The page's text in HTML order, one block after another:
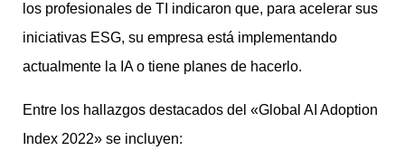
los profesionales de TI indicaron que, para acelerar sus
iniciativas ESG, su empresa está implementando
actualmente la IA o tiene planes de hacerlo.
Entre los hallazgos destacados del «Global AI Adoption
Index 2022» se incluyen: